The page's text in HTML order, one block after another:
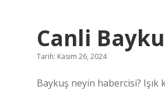
Canli
Tarih: Kasım 26, 2024
Baykuş neyin habercisi?